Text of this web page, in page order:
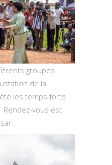
groupes
de la
les temps forts
vous est